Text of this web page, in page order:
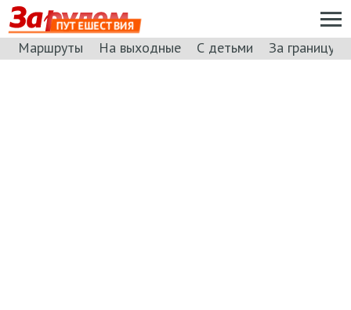
ПУТЕШЕСТВИЯ
Маршруты На выходные С детьми За границу